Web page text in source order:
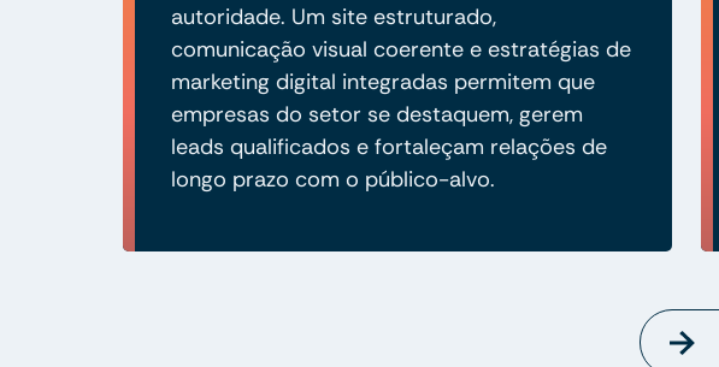
autoridade. Um site estruturado,
comunicação visual coerente e estratégias de
marketing digital integradas permitem que
empresas do setor se destaquem, gerem
leads qualificados e fortaleçam relações de
longo prazo com o público-alvo.